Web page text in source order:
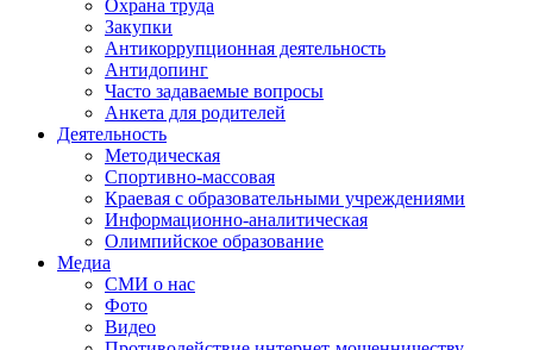
Охрана труда
Закупки
Антикоррупционная деятельность
Антидопинг
Часто задаваемые вопросы
Анкета для родителей
Деятельность
Методическая
Спортивно-массовая
Краевая с образовательными учреждениями
Информационно-аналитическая
Олимпийское образование
Медиа
СМИ о нас
Фото
Видео